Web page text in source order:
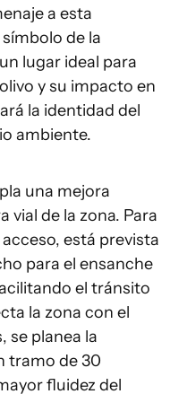
a esta
de la
lugar ideal para
y su impacto en
la identidad del
ambiente.
una mejora
vial de la zona. Para
está prevista
para el ensanche
el tránsito
la zona con el
se planea la
tramo de 30
fluidez del